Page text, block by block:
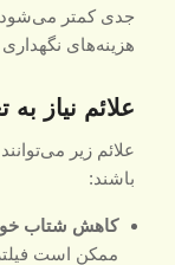
جدی کمتر
هزینه‌های
علائم نیاز به
علائم زیر
باشند:
کاهش شتاب
ممکن است